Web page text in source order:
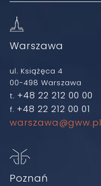
Warszawa
ul. Książęca 4
00-498 Warszawa
t. +48 22 212 00 00
f. +48 22 212 00 01
warszawa@gww.pl
Poznań